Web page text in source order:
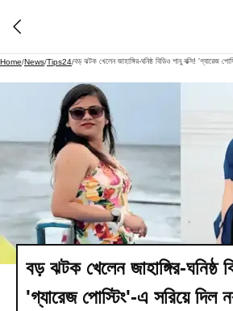
Home/News/Tips24/বড় ঝটক খেলেন জাহাঙ্গির-ঘনিষ্ঠ বিডিও শানু বক্সি! 'গ্যারেজ
বড় ঝটক খেলেন জাহাঙ্গির-ঘনিষ্ঠ
'গ্যারেজ পোস্টিং'-এ সরিয়ে দিল